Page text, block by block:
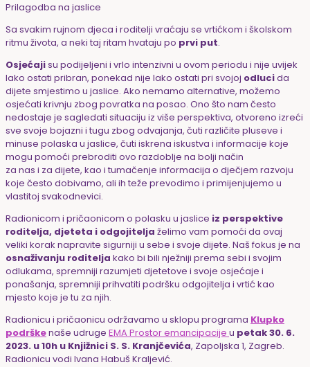
Prilagodba na jaslice
Sa svakim rujnom djeca i roditelji vraćaju se vrtićkom i školskom
ritmu života, a neki taj ritam hvataju po prvi put.
Osjećajisu podijeljeni i vrlo intenzivni u ovom periodu i nije uvijek
lako ostati pribran, ponekad nije lako ostati pri svojoj odlucida
dijete smjestimo u jaslice. Ako nemamo alternative, možemo
osjećati krivnju zbog povratka na posao. Ono što nam često
nedostaje je sagledati situaciju iz više perspektiva, otvoreno izreći
sve svoje bojazni i tugu zbog odvajanja, čuti različite pluseve i
minuse polaska u jaslice, čuti iskrena iskustva i informacije koje
mogu pomoći prebroditi ovo razdoblje na bolji način
za nas i za dijete, kao i tumačenje informacija o dječjem razvoju
koje često dobivamo, ali ih teže prevodimo i primijenjujemo u
vlastitoj svakodnevici.
Radionicom i pričaonicom o polasku u jaslice iz perspektive
roditelja, djeteta i odgojitelja želimo vam pomoći da ovaj
veliki korak napravite sigurniji u sebe i svoje dijete. Naš fokus je na
osnaživanju roditelja kako bi bili nježniji prema sebi i svojim
odlukama, spremniji razumjeti djetetove i svoje osjećaje i
ponašanja, spremniji prihvatiti podršku odgojitelja i vrtić kao
mjesto koje je tu za njih.
Radionicu i pričaonicu održavamo u sklopu programa Klupko
podrškenaše udruge EMA Prostor emancipacije u petak 30. 6.
2023. u 10h u Knjižnici S. S. Kranjčevića, Zapoljska 1, Zagreb.
Radionicu vodi Ivana Habuš Kraljević.